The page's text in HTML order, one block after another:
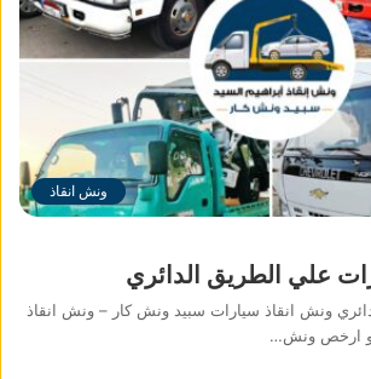
ونش انقاذ
علي الطريق الدائري
ونش انقاذ سيارات سبيد ونش كار – ونش انقاذ
و ارخص ونش…